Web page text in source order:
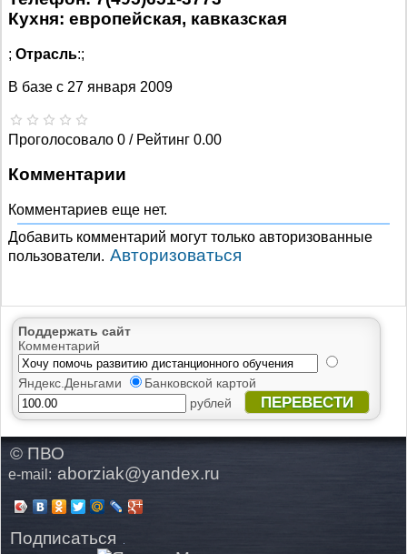
Кухня: европейская, кавказская
; Отрасль:;
В базе с 27 января 2009
Проголосовало 0 / Рейтинг 0.00
Комментарии
Комментариев еще нет.
Добавить комментарий могут только авторизованные
пользователи. Авторизоваться
Поддержать сайт
Комментарий
Яндекс.Деньгами
Банковской картой
рублей
ПЕРЕВЕСТИ
© ПВО
e-mail: aborziak@yandex.ru
Подписаться